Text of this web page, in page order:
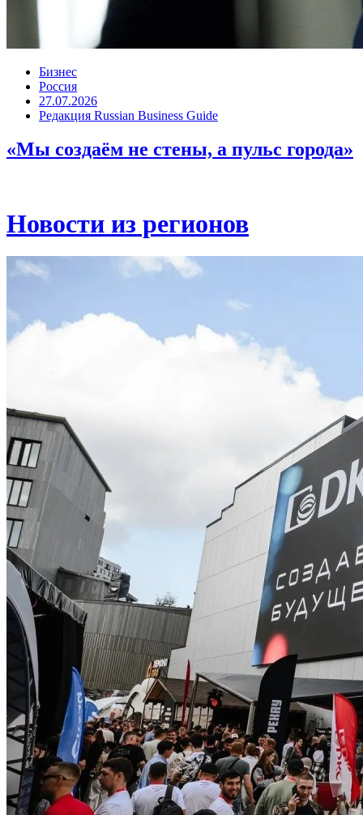
Бизнес
Россия
27.07.2026
Редакция Russian Business Guide
«Мы создаём не стены, а пульс города»
Новости из регионов